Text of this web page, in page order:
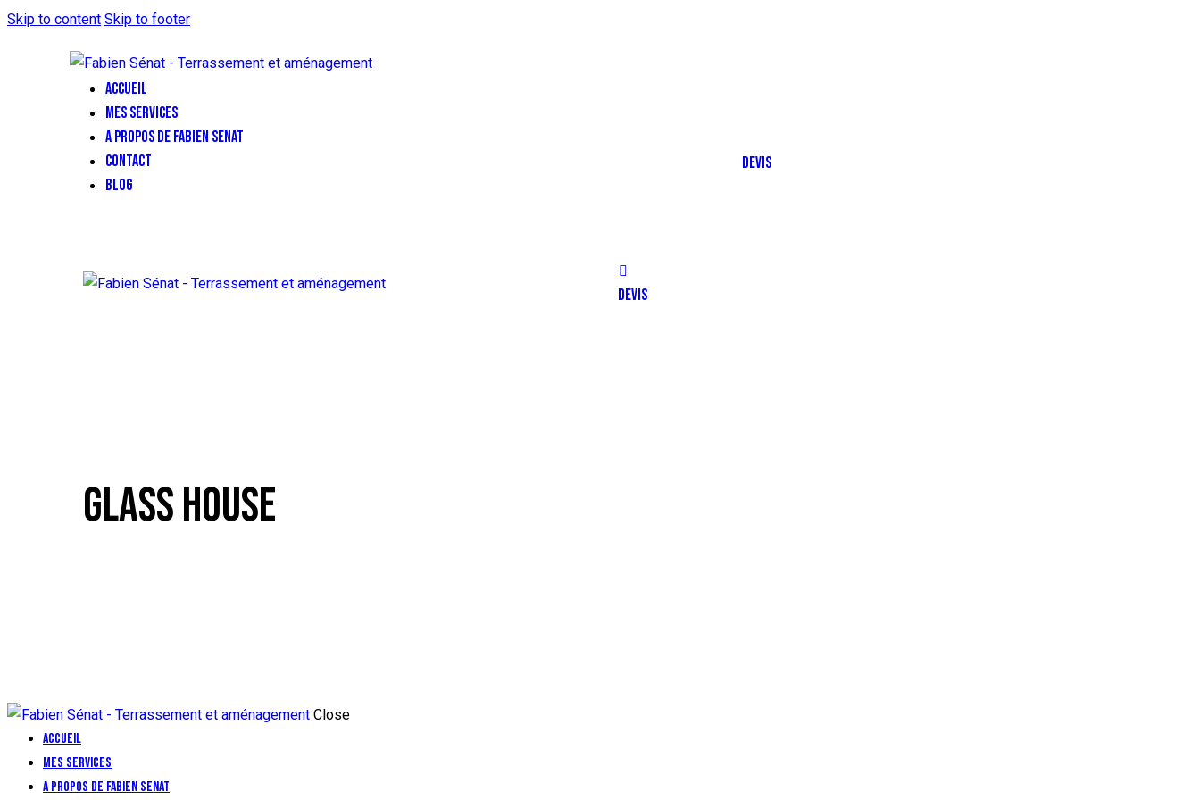
Skip to content Skip to footer
ACCUEIL
MES SERVICES
A PROPOS DE FABIEN SENAT
CONTACT
BLOG
DEVIS
DEVIS
GLASS HOUSE
Close
Accueil
Mes services
A propos de Fabien Senat